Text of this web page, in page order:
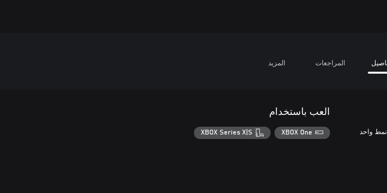
المراجعات المزيد
واحد
العب باستخدام
XBOX One
XBOX Series X|S